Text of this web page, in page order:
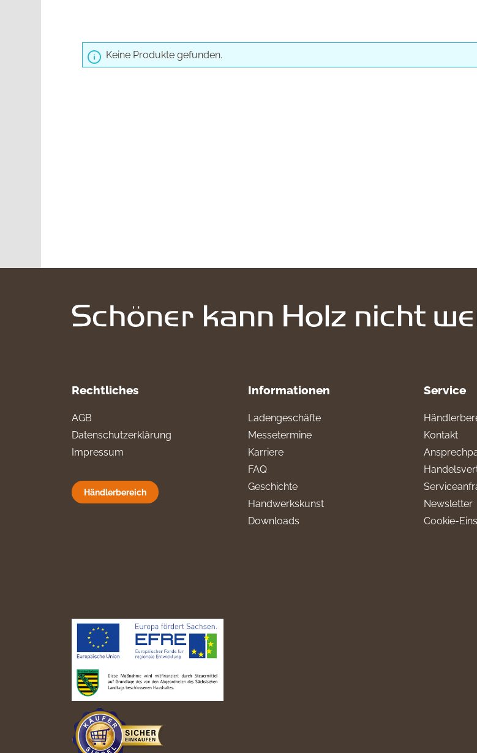
Keine Produkte gefunden.
Rechtliches
AGB
Datenschutzerklärung
Impressum
Händlerbereich
Informationen
Ladengeschäfte
Messetermine
Karriere
FAQ
Geschichte
Handwerkskunst
Downloads
Service
Kontakt
Newsletter
Cookie-